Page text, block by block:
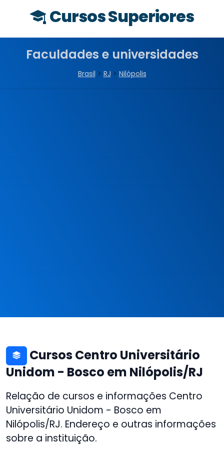
Cursos Superiores
Faculdades e universidades
Brasil > RJ > Nilópolis
Cursos Centro Universitário
Unidom - Bosco em Nilópolis/RJ
Relação de cursos e informações Centro
Universitário Unidom - Bosco em
Nilópolis/RJ. Endereço e outras informações
sobre a instituição.